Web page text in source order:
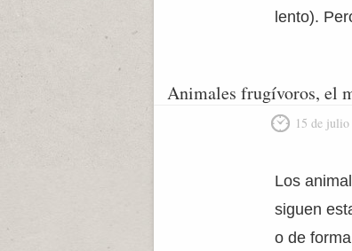
lento).
Animales frugívoros, el
15 de julio
Los
siguen
o de